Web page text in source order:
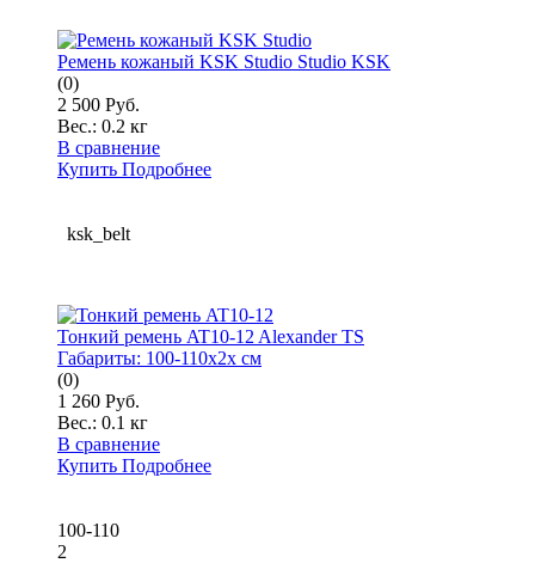
Ремень кожаный KSK Studio Studio KSK
(0)
2 500 Руб.
Вес.: 0.2 кг
В сравнение
Купить Подробнее
ksk_belt
Тонкий ремень AT10-12 Alexander TS
Габариты: 100-110x2x см
(0)
1 260 Руб.
Вес.: 0.1 кг
В сравнение
Купить Подробнее
100-110
2